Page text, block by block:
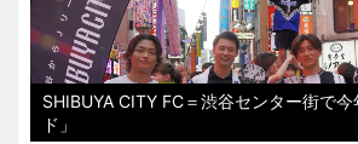
SHIBUYA CITY FC＝渋谷センター街で
ド」